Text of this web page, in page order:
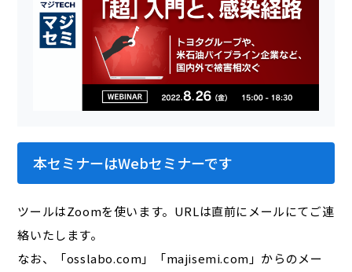
本セミナーはWebセミナーです
ツールはZoomを使います。URLは直前にメールにてご連
絡いたします。
なお、「osslabo.com」「majisemi.com」からのメー